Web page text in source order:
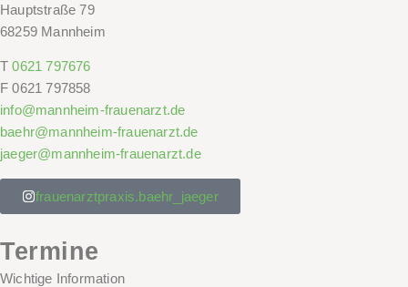
Hauptstraße 79
68259 Mannheim
T 0621 797676
F 0621 797858
info@mannheim-frauenarzt.de
baehr@mannheim-frauenarzt.de
jaeger@mannheim-frauenarzt.de
frauenarztpraxis.baehr_jaeger
Termine
Wichtige Information